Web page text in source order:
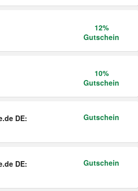
12%
Gutschein
10%
Gutschein
DE:
Gutschein
DE:
Gutschein